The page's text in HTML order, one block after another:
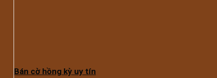
Bán cờ hồng kỳ uy tín